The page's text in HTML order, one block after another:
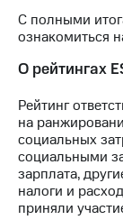
С полными
ознакомиться
О рейтингах
Рейтинг
на
социальных
социальными
зарплата,
налоги и
приняли